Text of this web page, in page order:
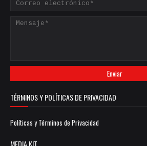
TÉRMINOS Y POLÍTICAS DE PRIVACIDAD
Políticas y Términos de Privacidad
MEDIA KIT